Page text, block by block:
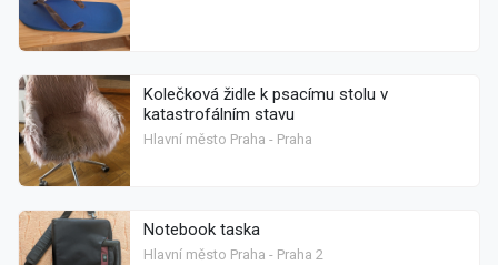
Kolečková židle k psacímu stolu v
katastrofálním stavu
Hlavní město Praha - Praha
Notebook taska
Hlavní město Praha - Praha 2